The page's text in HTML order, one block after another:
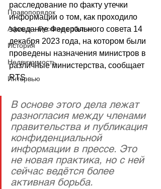
Правопорядок
Афиша - Русские события
История
Недвижимость
Интервью
расследование по факту утечки
информации о том, как проходило
заседание Федерального совета 14
декабря 2023 года, на котором были
проведены назначения министров в
различные министерства, сообщает
RTS.
В основе этого дела лежат
разногласия между членами
правительства и публикация
конфиденциальной
информации в прессе. Это
не новая практика, но с ней
сейчас ведётся более
активная борьба.